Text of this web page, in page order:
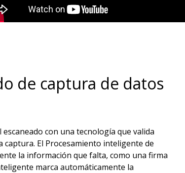
de captura de datos
con una tecnología que valida
El Procesamiento inteligente de
la información que falta, como una firma
marca automáticamente la